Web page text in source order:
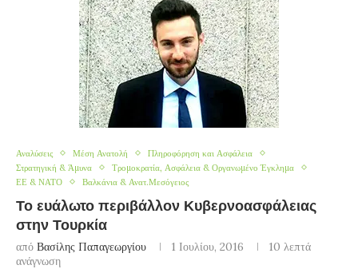
Αναλύσεις Μέση Ανατολή
Πληροφόρηση και Ασφάλεια
Στρατηγική & Άμυνα
Τρομοκρατία, Ασφάλεια & Οργανωμένο Έγκλημα
ΕΕ & ΝΑΤΟ
Βαλκάνια & Ανατ.Μεσόγειος
Το ευάλωτο περιβάλλον Κυβερνοασφάλειας
στην Τουρκία
από Βασίλης Παπαγεωργίου 1 Ιουλίου, 2016
10 λεπτά
ανάγνωση